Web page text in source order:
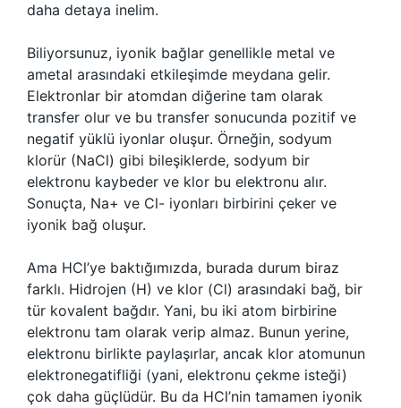
daha detaya inelim.
Biliyorsunuz, iyonik bağlar genellikle metal ve
ametal arasındaki etkileşimde meydana gelir.
Elektronlar bir atomdan diğerine tam olarak
transfer olur ve bu transfer sonucunda pozitif ve
negatif yüklü iyonlar oluşur. Örneğin, sodyum
klorür (NaCl) gibi bileşiklerde, sodyum bir
elektronu kaybeder ve klor bu elektronu alır.
Sonuçta, Na+ ve Cl- iyonları birbirini çeker ve
iyonik bağ oluşur.
Ama HCl’ye baktığımızda, burada durum biraz
farklı. Hidrojen (H) ve klor (Cl) arasındaki bağ, bir
tür kovalent bağdır. Yani, bu iki atom birbirine
elektronu tam olarak verip almaz. Bunun yerine,
elektronu birlikte paylaşırlar, ancak klor atomunun
elektronegatifliği (yani, elektronu çekme isteği)
çok daha güçlüdür. Bu da HCl’nin tamamen iyonik